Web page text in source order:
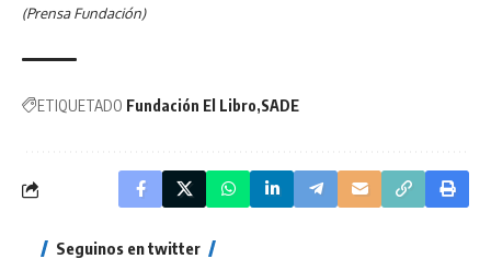
(Prensa Fundación)
ETIQUETADO Fundación El Libro SADE
Seguinos en twitter